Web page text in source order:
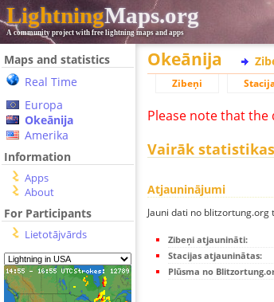
LightningMaps.org
A community project with free lightning maps and apps
Maps and statistics
Real Time
Europa
Okeānija
Amerika
Information
Apps
About
For Participants
Lietotājvārds
Okeānija
Zibeņi
Please note that
Vairāk statistikas
Atjauninājumi
Jauni dati no
Zibeņi atjaunināti:
Stacijas atjauninātas:
Plūsma no